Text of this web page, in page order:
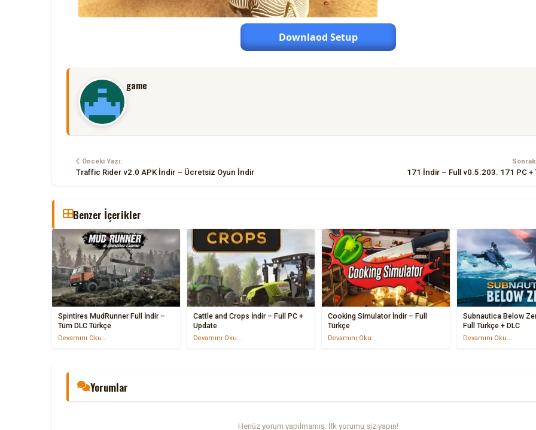
Downlaod Setup
game
Önceki Yazı:
Traffic Rider v2.0 APK İndir – Ücretsiz Oyun İndir 171 İndir – Full v0.5.203. 171 PC +
Benzer İçerikler
Spintires MudRunner Full İndir –
Tüm DLC Türkçe
Devamını Oku...
Cattle and Crops İndir – Full PC +
Update
Devamını Oku...
Cooking Simulator İndir – Full
Türkçe
Devamını Oku...
Subnautica Below
Full Türkçe + DLC
Devamını Oku...
Yorumlar
Henüz yorum yapılmamış. İlk yorumu siz yapın!